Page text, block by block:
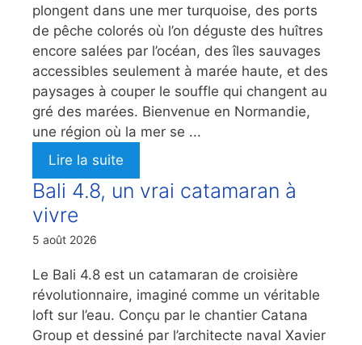
plongent dans une mer turquoise, des ports
de pêche colorés où l’on déguste des huîtres
encore salées par l’océan, des îles sauvages
accessibles seulement à marée haute, et des
paysages à couper le souffle qui changent au
gré des marées. Bienvenue en Normandie,
une région où la mer se ...
Lire la suite
Bali 4.8, un vrai catamaran à
vivre
5 août 2026
Le Bali 4.8 est un catamaran de croisière
révolutionnaire, imaginé comme un véritable
loft sur l’eau. Conçu par le chantier Catana
Group et dessiné par l’architecte naval Xavier